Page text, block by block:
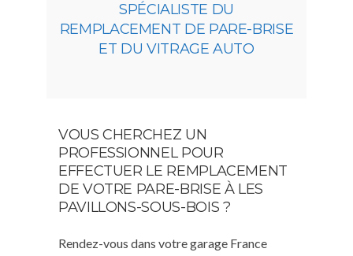
SPÉCIALISTE DU
REMPLACEMENT DE PARE-BRISE
ET DU VITRAGE AUTO
VOUS CHERCHEZ UN
PROFESSIONNEL POUR
EFFECTUER LE REMPLACEMENT
DE VOTRE PARE-BRISE À LES
PAVILLONS-SOUS-BOIS ?
Rendez-vous dans votre garage France